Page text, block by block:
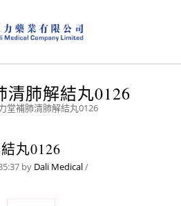
清肺解結丸0126
堂補肺清肺解結丸0126
丸0126
by Dali Medical/